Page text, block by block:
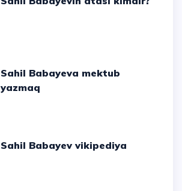
Sahil Babayeva mektub
yazmaq
Sahil Babayev vikipediya